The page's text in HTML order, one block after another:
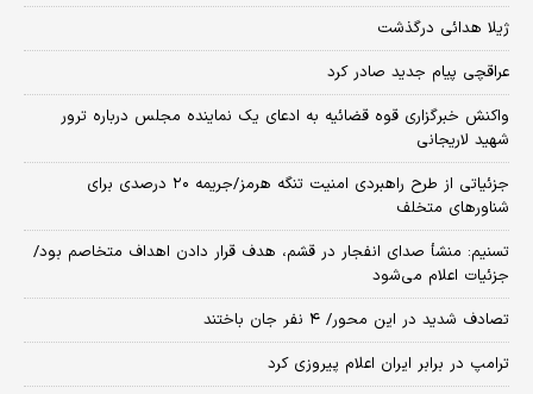
ژیلا هدائی درگذشت
عراقچی پیام جدید صادر کرد
واکنش خبرگزاری قوه قضائیه به ادعای یک نماینده مجلس درباره ترور
شهید لاریجانی
جزئیاتی از طرح راهبردی امنیت تنگه هرمز/جریمه ۲۰ درصدی برای
شناورهای متخلف
تسنیم: منشأ صدای انفجار در قشم، هدف قرار دادن اهداف متخاصم بود/
جزئیات اعلام می‌شود
تصادف شدید در این محور/ ۴ نفر جان باختند
ترامپ در برابر ایران اعلام پیروزی کرد